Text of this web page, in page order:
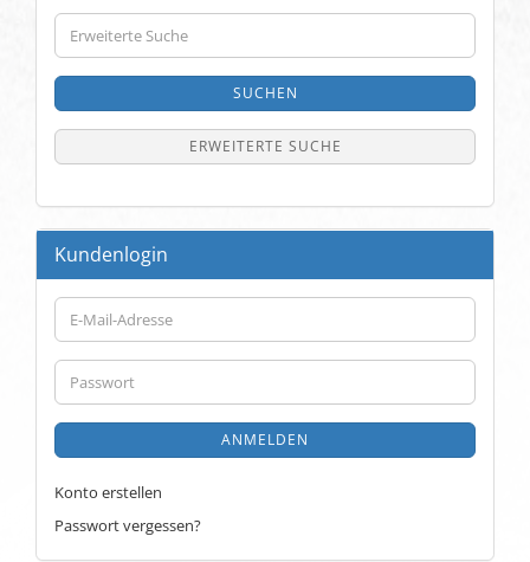
Erweiterte
Suche
SUCHEN
ERWEITERTE SUCHE
Kundenlogin
E-
Mail-
Adresse
Passwort
ANMELDEN
Konto erstellen
Passwort vergessen?